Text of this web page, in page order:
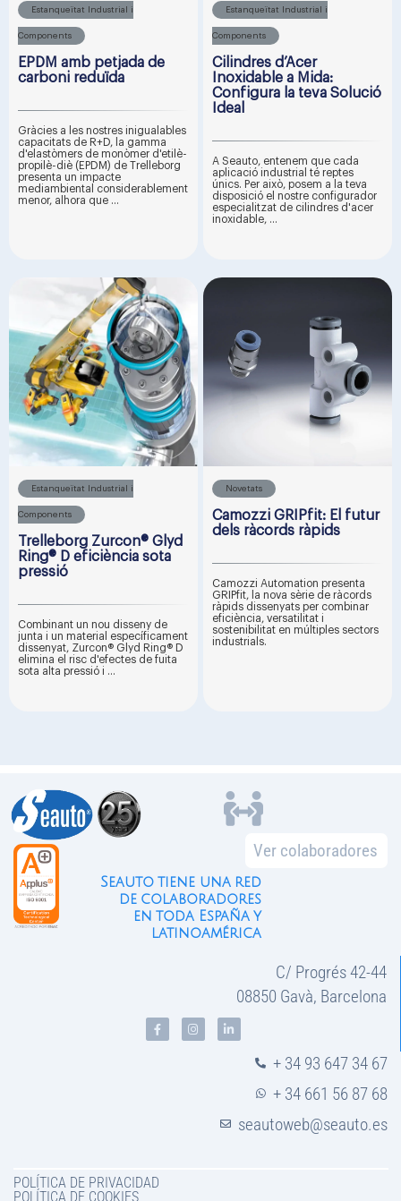
Estanqueïtat Industrial i
Components
EPDM amb petjada de
carboni reduïda
Gràcies a les nostres inigualables
capacitats de R+D, la gamma
d'elastòmers de monòmer d'etilè-
propilè-diè (EPDM) de Trelleborg
presenta un impacte
mediambiental considerablement
menor, alhora que ...
Estanqueïtat Industrial i
Components
Cilindres d’Acer
Inoxidable a Mida:
Configura la teva Solució
Ideal
A Seauto, entenem que cada
aplicació industrial té reptes
únics. Per això, posem a la teva
disposició el nostre configurador
especialitzat de cilindres d'acer
inoxidable, ...
Estanqueïtat Industrial i
Components
Trelleborg Zurcon® Glyd
Ring® D eficiència sota
pressió
Combinant un nou disseny de
junta i un material específicament
dissenyat, Zurcon® Glyd Ring® D
elimina el risc d'efectes de fuita
sota alta pressió i ...
Novetats
Camozzi GRIPfit: El futur
dels ràcords ràpids
Camozzi Automation presenta
GRIPfit, la nova sèrie de ràcords
ràpids dissenyats per combinar
eficiència, versatilitat i
sostenibilitat en múltiples sectors
industrials.
Ver colaboradores
Seauto tiene una red
de colaboradores
en toda España y
latinoamérica
POLÍTICA DE PRIVACIDAD
POLÍTICA DE COOKIES
C/ Progrés 42-44
08850 Gavà, Barcelona
+ 34 93 647 34 67
+ 34 661 56 87 68
seautoweb@seauto.es